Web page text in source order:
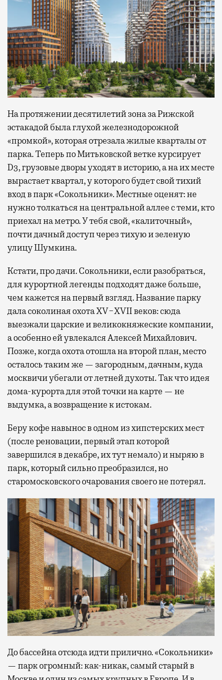
На протяжении десятилетий зона за Рижской
эстакадой была глухой железнодорожной
«промкой», которая отрезала жилые кварталы от
парка. Теперь по Митьковской ветке курсирует
D3, грузовые дворы уходят в историю, а на их месте
вырастает квартал, у которого будет свой тихий
вход в парк «Сокольники». Местные оценят: не
нужно толкаться на центральной аллее с теми, кто
приехал на метро. У тебя свой, «калиточный»,
почти дачный доступ через тихую и зеленую
улицу Шумкина.
Кстати, про дачи. Сокольники, если разобраться,
для курортной легенды подходят даже больше,
чем кажется на первый взгляд. Название парку
дала соколиная охота XV−XVII веков: сюда
выезжали царские и великокняжеские компании,
а особенно ей увлекался Алексей Михайлович.
Позже, когда охота отошла на второй план, место
осталось таким же — загородным, дачным, куда
москвичи убегали от летней духоты. Так что идея
дома-курорта для этой точки на карте — не
выдумка, а возвращение к истокам.
Беру кофе навынос в одном из хипстерских мест
(после реновации, первый этап которой
завершился в декабре, их тут немало) и ныряю в
парк, который сильно преобразился, но
старомосковского очарования своего не потерял.
До бассейна отсюда идти прилично. «Сокольники»
— парк огромный: как-никак, самый старый в